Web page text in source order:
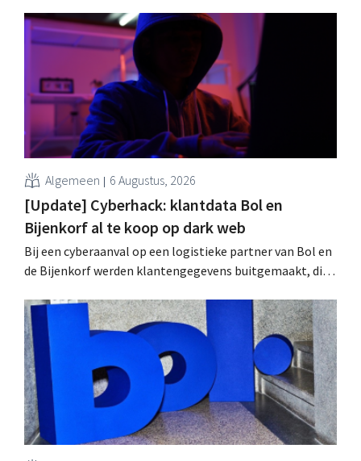
Algemeen 6 Augustus, 2026
[Update] Cyberhack: klantdata Bol en
Bijenkorf al te koop op dark web
Bij een cyberaanval op een logistieke partner van Bol en
de Bijenkorf werden klantengegevens buitgemaakt, die
De retailers roepen klanten op alert te zijn voor
phishing.